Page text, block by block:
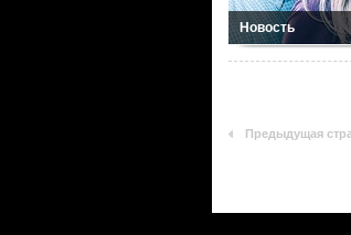
Новость
Предыдущая